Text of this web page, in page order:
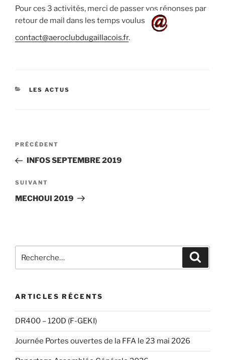
Pour ces 3 activités, merci de passer vos réponses par
retour de mail dans les temps voulus l
contact@aeroclubdugaillacois.fr.
CATÉGORIES
LES ACTUS
Navigation
l’article
Article
précédent
PRÉCÉDENT
INFOS SEPTEMBRE 2019
Article
suivant
SUIVANT
MECHOUI 2019
pour
ARTICLES RÉCENTS
DR400 – 120D (F-GEKI)
Journée Portes ouvertes de la FFA le 23 mai 2026